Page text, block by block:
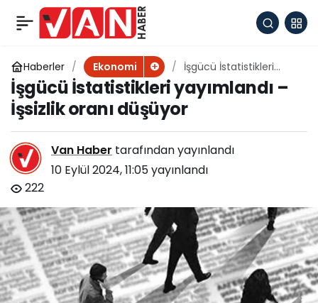
Haberler Ekonomi
İşgücü İstatistikleri
yayımlandı – İşsizlik
oranı düşüyor
İşgücü İstatistikleri yayımlandı –
İşsizlik oranı düşüyor
Van Haber tarafından yayınlandı
10 Eylül 2024, 11:05yayınlandı
222
Benzine indirim geliyor Paylaş